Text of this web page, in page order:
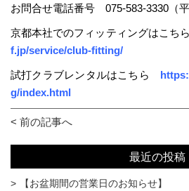
お問合せ電話番号 075-583-3330（平
京都本社でのフィッティングはこちら
f.jp/service/club-fitting/
試打クラブレンタルはこちら
g/index.html
< 前の記事へ
最近の投稿
【お盆期間の営業日のお知らせ】